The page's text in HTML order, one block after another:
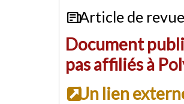
Article de
Document
pas affiliés à
Un lien